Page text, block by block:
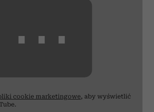
⋯
cookie marketingowe, aby wyświetlić